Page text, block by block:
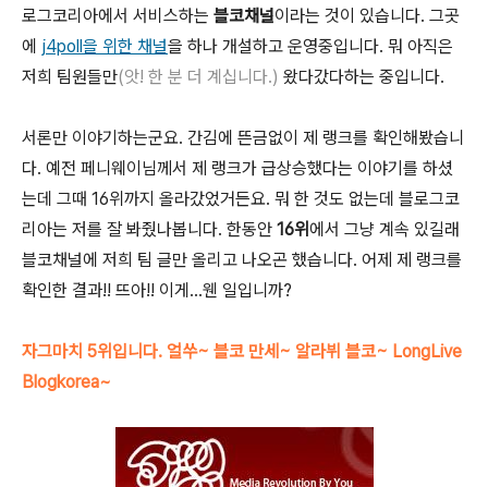
로그코리아에서 서비스하는 블코채널이라는 것이 있습니다. 그곳
에 j4poll을 위한 채널을 하나 개설하고 운영중입니다. 뭐 아직은
저희 팀원들만(앗! 한 분 더 계십니다.) 왔다갔다하는 중입니다.
서론만 이야기하는군요. 간김에 뜬금없이 제 랭크를 확인해봤습니
다. 예전 페니웨이님께서 제 랭크가 급상승했다는 이야기를 하셨
는데 그때 16위까지 올라갔었거든요. 뭐 한 것도 없는데 블로그코
리아는 저를 잘 봐줬나봅니다. 한동안 16위에서 그냥 계속 있길래
블코채널에 저희 팀 글만 올리고 나오곤 했습니다. 어제 제 랭크를
확인한 결과!! 뜨아!! 이게...웬 일입니까?
자그마치 5위입니다. 얼쑤~ 블코 만세~ 알라뷔 블코~ LongLive
Blogkorea~